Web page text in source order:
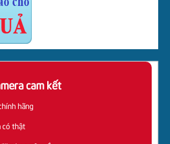
cam kết
hãng
có thật